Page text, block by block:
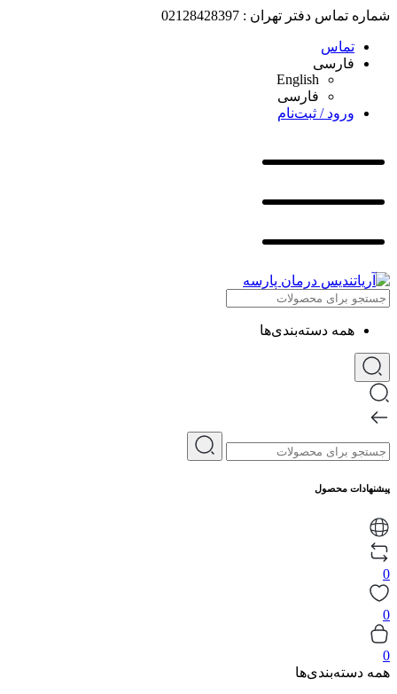
شماره تماس دفتر تهران : 02128428397
تماس
فارسی
English
فارسی
ورود / ثبت‌نام
همه دسته‌بندی‌ها
پیشنهادات محصول
0
0
0
همه دسته‌بندی‌ها